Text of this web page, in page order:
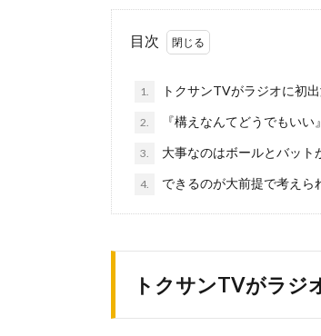
目次
1. トクサンTVがラジオに初
2. 『構えなんてどうでもいい』
3. 大事なのはボールとバット
4. できるのが大前提で考えら
トクサンTVがラジ